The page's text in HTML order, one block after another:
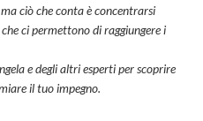
ciò che conta è concentrarsi
ci permettono di raggiungere i
e degli altri esperti per scoprire
il tuo impegno.